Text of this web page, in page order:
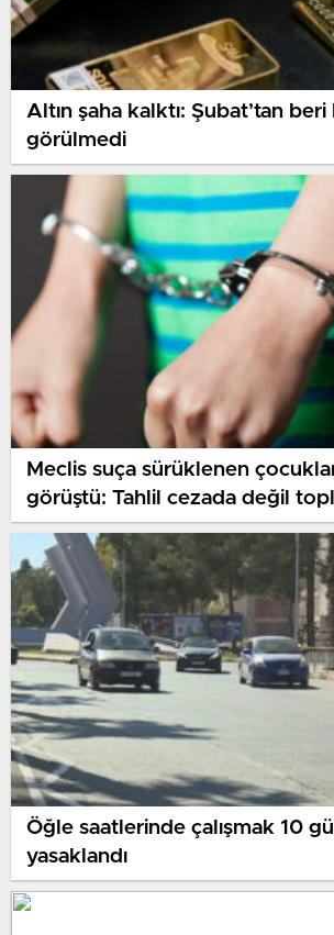
Altın şaha kalktı: Şubat’tan
görülmedi
Meclis suça sürüklenen çocuklar
görüştü: Tahlil cezada değil
siyasetlerde
Öğle saatlerinde çalışmak 10
yasaklandı